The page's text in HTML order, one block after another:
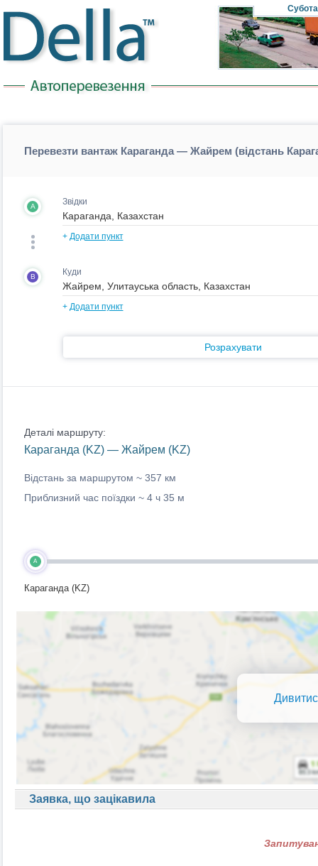
Субота
Перевезти вантаж Караганда — Жайрем (відстань
A Звідки
+ Додати пункт
B Куди
+ Додати пункт
Розрахувати
Деталі маршруту:
Караганда (KZ) — Жайрем (KZ)
Відстань за маршрутом ~ 357 км
Приблизний час поїздки ~ 4 ч 35 м
A
Караганда (KZ)
Заявка, що зацікавила